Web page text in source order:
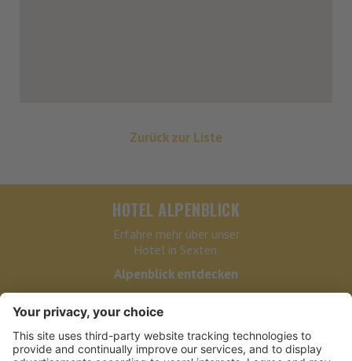
Zurück zur Liste
HOTEL ALPENBLICK
Erfahre mehr über unser
Hotel in Sexten.
Alpenblick entdecken
HOTEL ALPENBLICK